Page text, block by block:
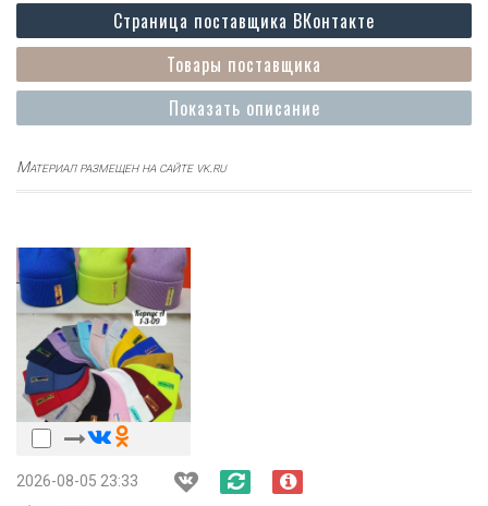
Показать описание
Товары поставщика
Страница поставщика ВКонтакте
Материал размещен на сайте vk.ru
2026-08-05 23:33